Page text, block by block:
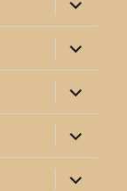
le
sous-
menu
ouvrir
le
sous-
menu
ouvrir
le
sous-
menu
ouvrir
le
sous-
menu
ouvrir